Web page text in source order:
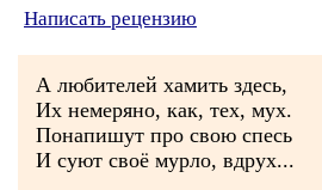
Написать рецензию
А любителей хамить здесь,
Их немеряно, как, тех, мух.
Понапишут про свою спесь
И суют своё мурло, вдрух...